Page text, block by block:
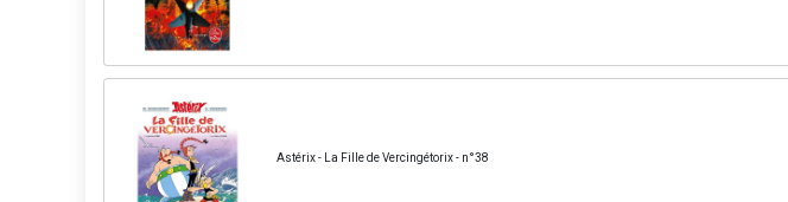
Astérix - La Fille de Vercingétorix - n°38